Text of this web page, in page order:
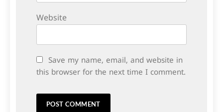
Website
Save my name, email, and website in
this browser for the next time I comment.